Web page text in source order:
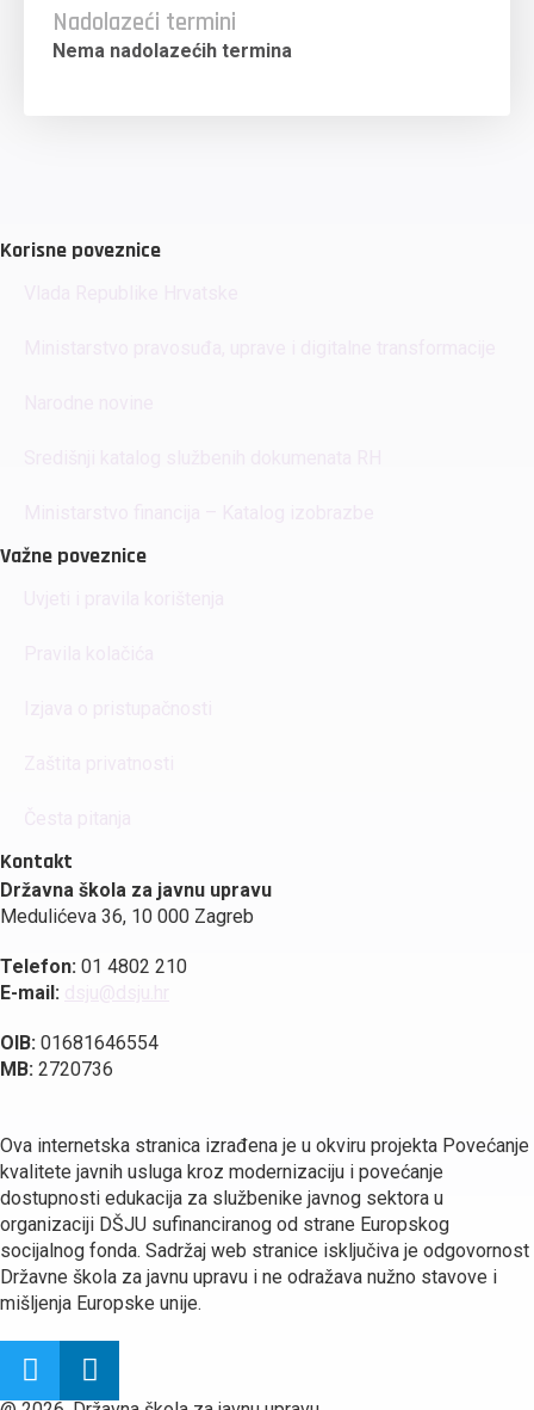
Nadolazeći termini
Nema nadolazećih termina
Korisne poveznice
Važne poveznice
Kontakt
Državna škola za javnu upravu
Medulićeva 36, 10 000 Zagreb
Telefon: 01 4802 210
E-mail:
OIB: 01681646554
MB: 2720736
Ova internetska stranica izrađena je u okviru projekta Povećanje
kvalitete javnih usluga kroz modernizaciju i povećanje
dostupnosti edukacija za službenike javnog sektora u
organizaciji DŠJU sufinanciranog od strane Europskog
socijalnog fonda. Sadržaj web stranice isključiva je odgovornost
Državne škola za javnu upravu i ne odražava nužno stavove i
mišljenja Europske unije.